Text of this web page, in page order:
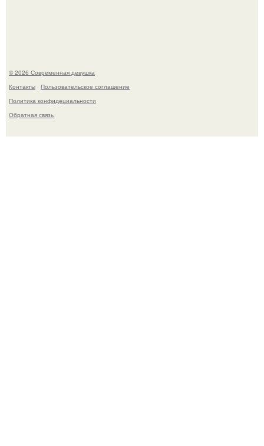
© 2026 Современная девушка
Контакты
Пользовательское соглашение
Политика конфидециальности
Обратная связь